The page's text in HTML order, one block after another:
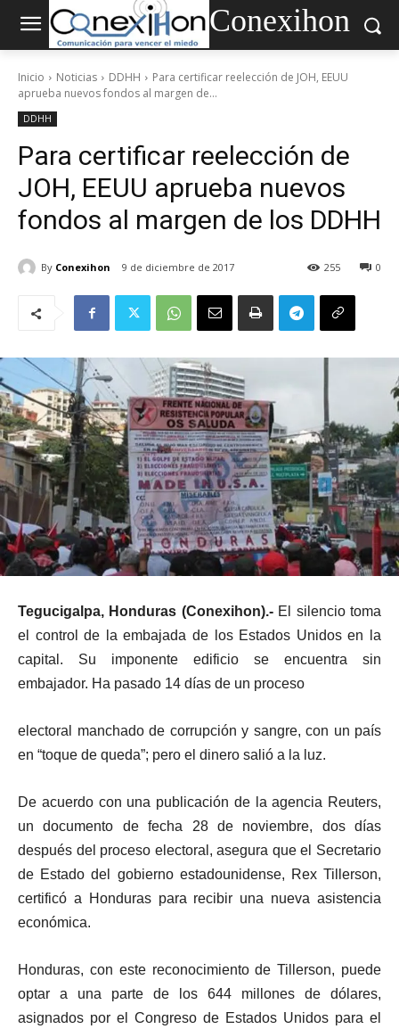
Conexihon
Inicio Noticias DDHH
Para certificar reelección de JOH, EEUU
aprueba nuevos fondos al margen de...
DDHH
Para certificar reelección de
JOH, EEUU aprueba nuevos
fondos al margen de los DDHH
By Conexihon 9 de diciembre de 2017 0
255
Tegucigalpa, Honduras (Conexihon).-El silencio toma
el control de la embajada de los Estados Unidos en la
capital. Su imponente edificio se encuentra sin
embajador. Ha pasado 14 días de un proceso
electoral manchado de corrupción y sangre, con un país
en “toque de queda”; pero el dinero salió a la luz.
De acuerdo con una publicación de la agencia Reuters,
un documento de fecha 28 de noviembre, dos días
después del proceso electoral, asegura que el Secretario
de Estado del gobierno estadounidense, Rex Tillerson,
certificó a Honduras para recibir una nueva asistencia
económica.
Honduras, con este reconocimiento de Tillerson, puede
optar a una parte de los 644 millones de dólares,
asignados por el Congreso de Estados Unidos para el